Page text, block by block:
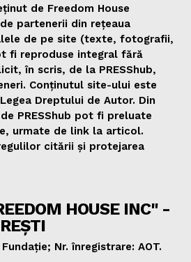
de Freedom House
partenerii din rețeaua
de pe site (texte, fotografii,
fi reproduse integral fără
în scris, de la PRESShub,
Conținutul site-ului este
Dreptului de Autor. Din
PRESShub pot fi preluate
urmate de link la articol.
citării și protejarea
HOUSE INC" -
Nr. înregistrare: AOT.